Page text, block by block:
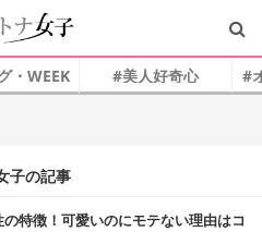
・WEEK #美人好奇心 #
子の記事
特徴！可愛いのにモテない理由はコ